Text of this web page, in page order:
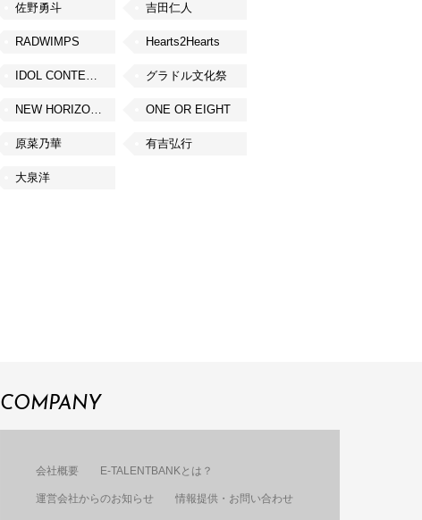
佐野勇斗 吉田仁人
RADWIMPS Hearts2Hearts
IDOL CONTENT EXPO グラドル文化祭
NEW HORIZON FEST ONE OR EIGHT
原菜乃華 有吉弘行
大泉洋
COMPANY
会社概要 E-TALENTBANKとは？
運営会社からのお知らせ 情報提供・お問い合わせ